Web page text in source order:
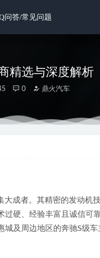
问答/常见问题
精选与深度解析
0 鼎火汽车
成者。其精密的发动机
硬、经验丰富且诚信可
及周边地区的奔驰S级
2026-06-29
2026-06-29